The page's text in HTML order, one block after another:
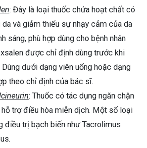
: Đây là loại thuốc chứa hoạt chất có
và giảm thiểu sự nhạy cảm của da
sáng, phù hợp dùng cho bệnh nhân
được chỉ định dùng trước khi
dưới dạng viên uống hoặc dạng
theo chỉ định của bác sĩ.
: Thuốc có tác dụng ngăn chặn
trợ điều hòa miễn dịch. Một số loại
điều trị bạch biến như Tacrolimus